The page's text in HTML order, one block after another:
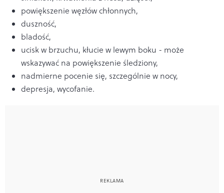
powiększenie węzłów chłonnych,
duszność,
bladość,
ucisk w brzuchu, kłucie w lewym boku - może
wskazywać na powiększenie śledziony,
nadmierne pocenie się, szczególnie w nocy,
depresja, wycofanie.